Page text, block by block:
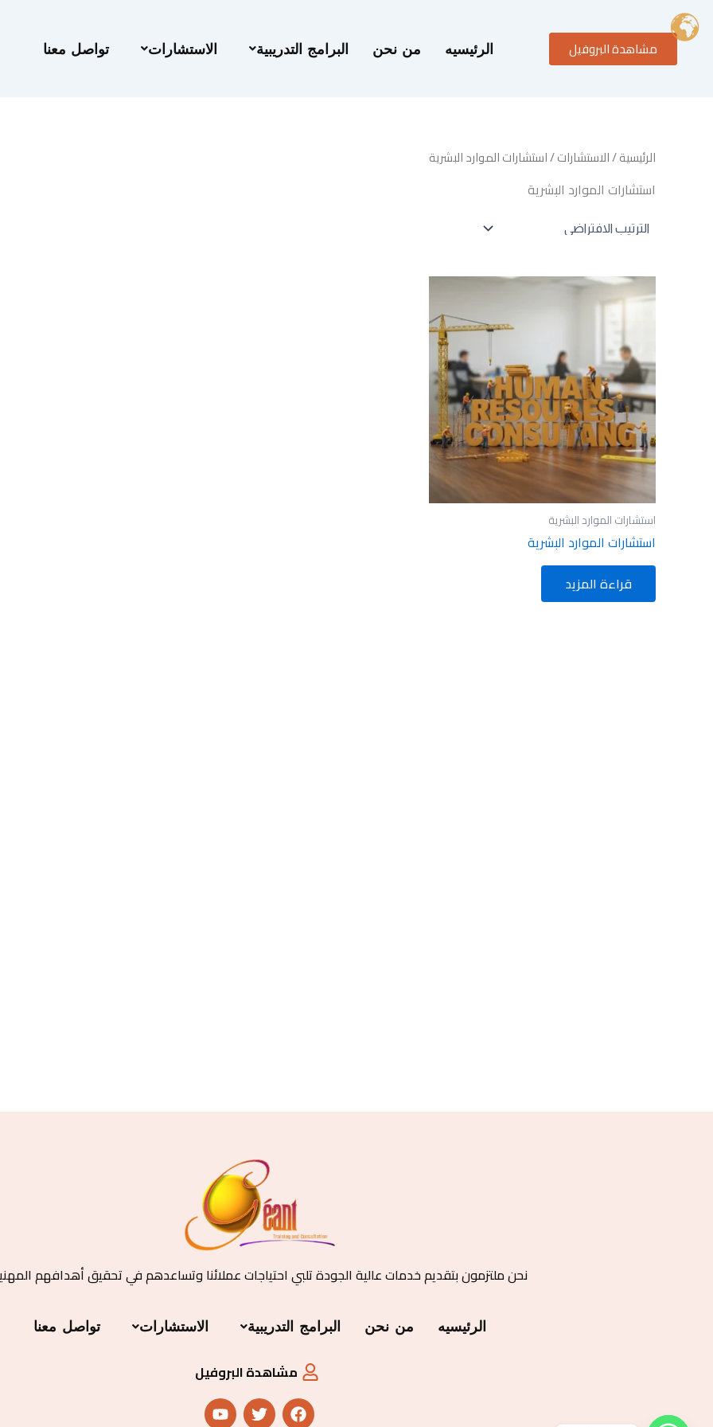
تخطي
إلى
مشاهدة البروفيل الرئيسيه من نحن البرامج التدريبية الاستشارات تواصل معنا
الرئيسية/الاستشارات/ استشارات الموارد البشرية
استشارات الموارد البشرية
استشارات الموارد البشرية
استشارات الموارد البشرية
قراءة المزيد
نحن ملتزمون بتقديم خدمات عالية الجودة تلبي احتياجات عملائنا وتساعدهم في تحقيق أهدافهم
الرئيسيه من نحن البرامج التدريبية الاستشارات تواصل معنا
مشاهدة البروفيل
F
a
T
w
Y
o